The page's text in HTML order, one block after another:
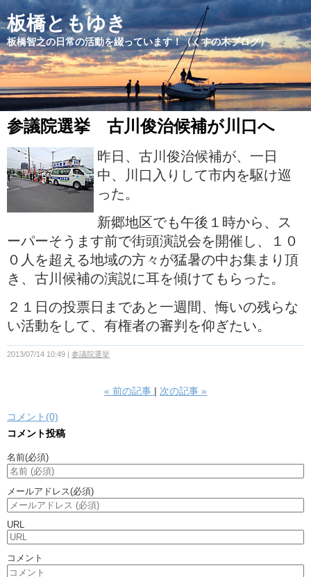
板橋ともゆき
板橋智之の日常の活動を綴っています！（くすの木ブログ）
参議院選挙 古川俊治候補が川口へ
昨日、古川俊治候補が、一日
中、川口入りして市内を駆け巡
った。
新郷地区でも午後１時から、ス
ーパーそうます前で街頭演説会を開催し、１０
０人を超える地域の方々が猛暑の中お集まり頂
き、古川候補の演説に耳を傾けてもらった。
２１日の投票日まであと一週間、悔いの残らな
い活動をして、有権者の審判を仰ぎたい。
2013/07/14 10:49 参議院選挙
« 前の記事 次の記事 »
コメント(0)
コメント投稿
名前(必須)
メールアドレス(必須)
URL
コメント